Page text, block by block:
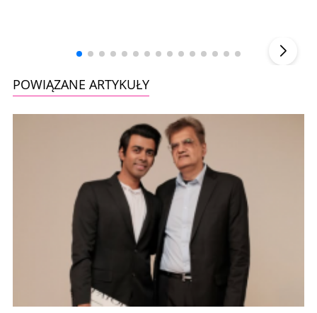
POWIĄZANE ARTYKUŁY